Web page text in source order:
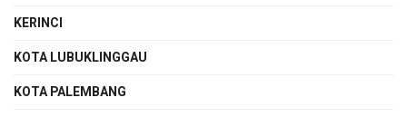
KERINCI
KOTA LUBUKLINGGAU
KOTA PALEMBANG